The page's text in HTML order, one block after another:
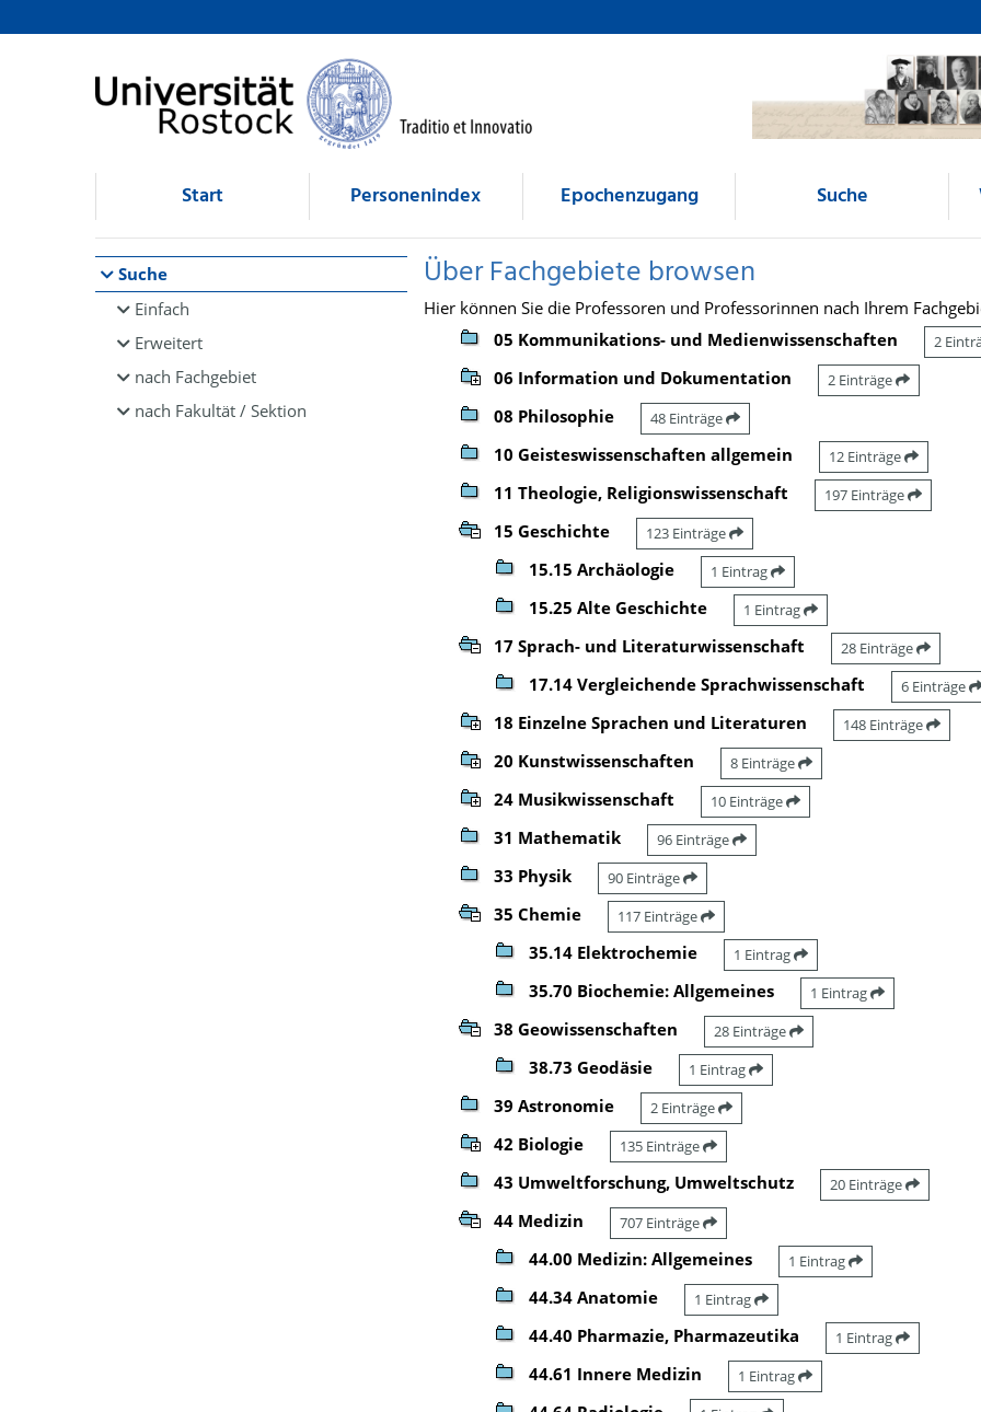
Browsen
direkt zum Inhalt
Start Personenindex Epochenzugang Suche
Suche
Einfach
Erweitert
nach Fachgebiet
nach Fakultät / Sektion
Über Fachgebiete browsen
Hier können Sie die Professoren und Professorinnen nach Ihrem
05 Kommunikations- und Medienwissenschaften
2
06 Information und Dokumentation 2 Einträge
08 Philosophie 48 Einträge
10 Geisteswissenschaften allgemein 12 Einträge
11 Theologie, Religionswissenschaft 197 Einträge
15 Geschichte 123 Einträge
15.15 Archäologie 1 Eintrag
15.25 Alte Geschichte 1 Eintrag
17 Sprach- und Literaturwissenschaft 28 Einträge
17.14 Vergleichende Sprachwissenschaft 6 Einträge
18 Einzelne Sprachen und Literaturen 148 Einträge
20 Kunstwissenschaften 8 Einträge
24 Musikwissenschaft 10 Einträge
31 Mathematik 96 Einträge
33 Physik 90 Einträge
35 Chemie 117 Einträge
35.14 Elektrochemie 1 Eintrag
35.70 Biochemie: Allgemeines 1 Eintrag
38 Geowissenschaften 28 Einträge
38.73 Geodäsie 1 Eintrag
39 Astronomie 2 Einträge
42 Biologie 135 Einträge
43 Umweltforschung, Umweltschutz 20 Einträge
44 Medizin 707 Einträge
44.00 Medizin: Allgemeines 1 Eintrag
44.34 Anatomie 1 Eintrag
44.40 Pharmazie, Pharmazeutika 1 Eintrag
44.61 Innere Medizin 1 Eintrag